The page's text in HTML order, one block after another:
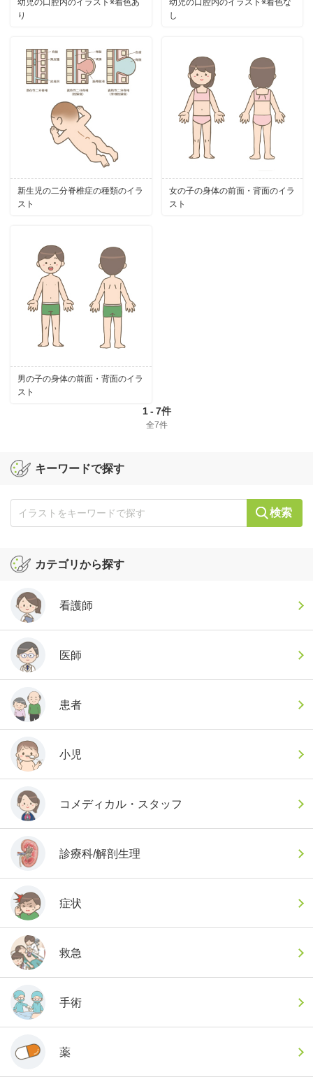
幼児の口腔内のイラスト※着色あ
り
幼児の口腔内のイラスト※着色な
し
新生児の二分脊椎症の種類のイラ
スト
女の子の身体の前面・背面のイラ
スト
男の子の身体の前面・背面のイラ
スト
1 - 7件
全7件
キーワードで探す
検索
カテゴリから探す
看護師
医師
患者
小児
コメディカル・スタッフ
診療科/解剖生理
症状
救急
手術
薬